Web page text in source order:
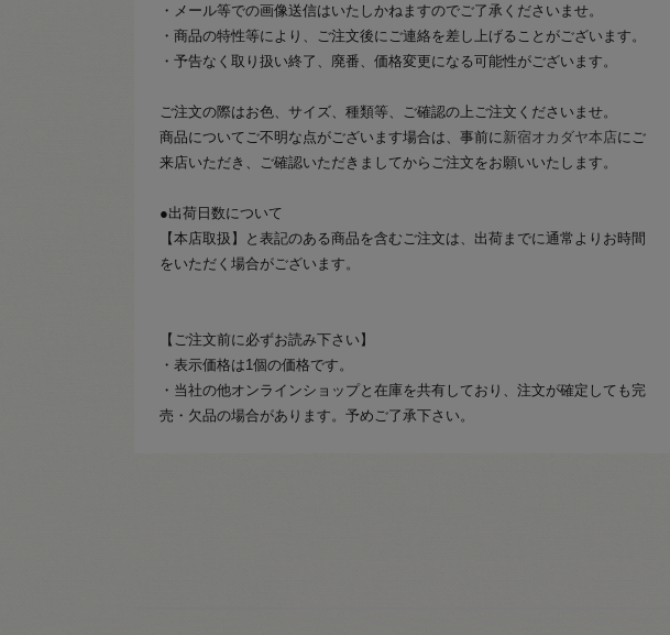
・メール等での画像送信はいたしかねますのでご了承くださいませ。
・商品の特性等により、ご注文後にご連絡を差し上げることがございます。
・予告なく取り扱い終了、廃番、価格変更になる可能性がございます。
ご注文の際はお色、サイズ、種類等、ご確認の上ご注文くださいませ。
商品についてご不明な点がございます場合は、事前に 新宿オカダヤ本店にご
来店いただき、ご確認いただきましてからご注文をお願いいたします。
●出荷日数について
【本店取扱】と表記のある商品を含むご注文は、出荷までに通常よりお時間
をいただく場合がございます。
【ご注文前に必ずお読み下さい】
・表示価格は1個の価格です。
・当社の他オンラインショップと在庫を共有しており、注文が確定しても完
売・欠品の場合があります。予めご了承下さい。